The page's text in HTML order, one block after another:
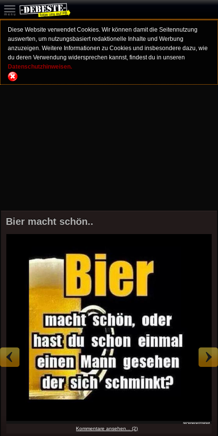
Diese Website verwendet Cookies. Wir können damit die Seitennutzung
auswerten, um nutzungsbasiert redaktionelle Inhalte und Werbung
anzuzeigen. Weitere Informationen zu Cookies und insbesondere dazu, wie
du deren Verwendung widersprechen kannst, findest du in unseren
Datenschutzhinweisen.
Bier macht schön..
Kommentare ansehen... (2)